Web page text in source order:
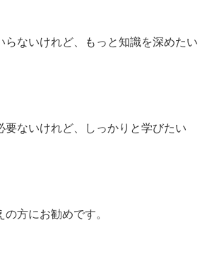
ないけれど、もっと知識を深めたい
ないけれど、しっかりと学びたい
方にお勧めです。